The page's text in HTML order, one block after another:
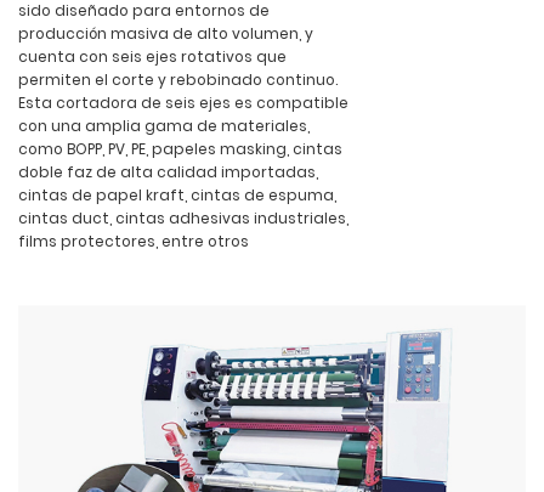
sido diseñado para entornos de
producción masiva de alto volumen, y
cuenta con seis ejes rotativos que
permiten el corte y rebobinado continuo.
Esta cortadora de seis ejes es compatible
con una amplia gama de materiales,
como BOPP, PV, PE, papeles masking, cintas
doble faz de alta calidad importadas,
cintas de papel kraft, cintas de espuma,
cintas duct, cintas adhesivas industriales,
films protectores, entre otros